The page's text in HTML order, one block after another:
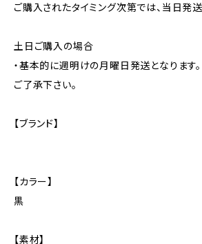
ご購入されたタイミング次第では、当日発送
土日ご購入の場合
・基本的に週明けの月曜日発送となります。
ご了承下さい。
【ブランド】
【カラー】
黒
【素材】